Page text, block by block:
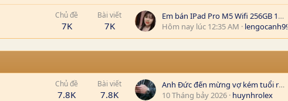
Chủ đề
7K
Bài viết
7K
Em bán IPad Pro M5 Wifi 256GB 11 inch mới 100%
Hôm nay lúc 12:35 AM
lengocanh99
Chủ đề
7.8K
Bài viết
7.8K
Anh Đức đến mừng vợ kém tuổi ra mắt phim
10 Tháng bảy 2026 huynhrolex